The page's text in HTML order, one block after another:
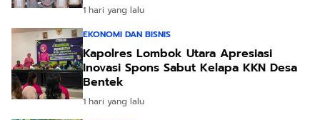
1 hari yang lalu
EKONOMI DAN BISNIS
Kapolres Lombok Utara Apresiasi
Inovasi Spons Sabut Kelapa KKN Desa
Bentek
1 hari yang lalu